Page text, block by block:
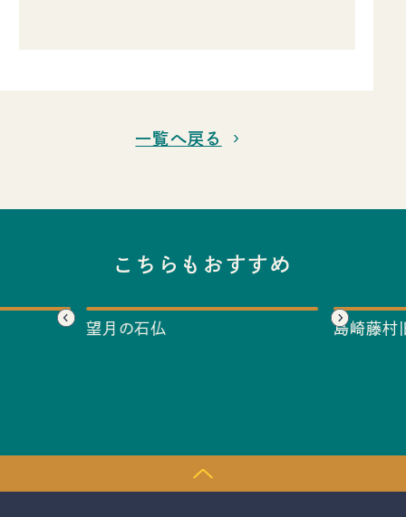
一覧へ戻る
こちらもおすすめ
望月の石仏 島崎藤村